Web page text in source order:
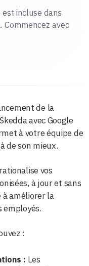
incluse dans
Commencez avec
de la
avec Google
à votre équipe de
de son mieux.
vos
à jour et sans
à améliorer la
employés.
:
: Les